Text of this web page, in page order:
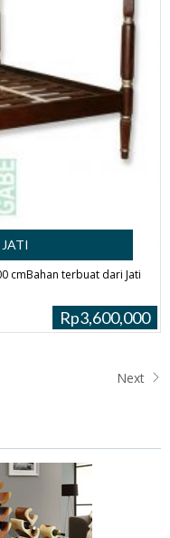
cmBahan terbuat dari Jati
Rp3,600,000
Next